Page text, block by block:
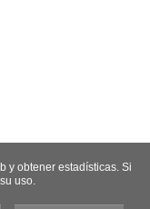
y obtener estadísticas. Si
uso.